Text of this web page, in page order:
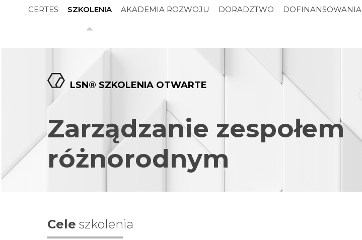
CERTES SZKOLENIA AKADEMIA ROZWOJU DORADZTWO DOFINANSOWANIA
LSN® SZKOLENIA OTWARTE
Zarządzanie zespołem
różnorodnym
Cele szkolenia